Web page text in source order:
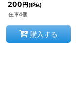
200 円 (税込)
在庫4個
購入する